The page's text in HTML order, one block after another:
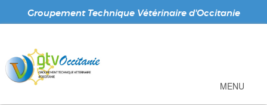
Groupement Technique Vétérinaire d'Occitanie
MENU